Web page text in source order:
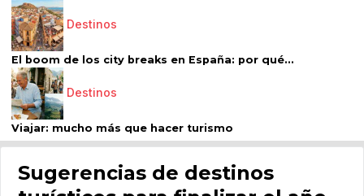
Destinos
El boom de los city breaks en España: por qué...
Destinos
Viajar: mucho más que hacer turismo
Sugerencias de destinos